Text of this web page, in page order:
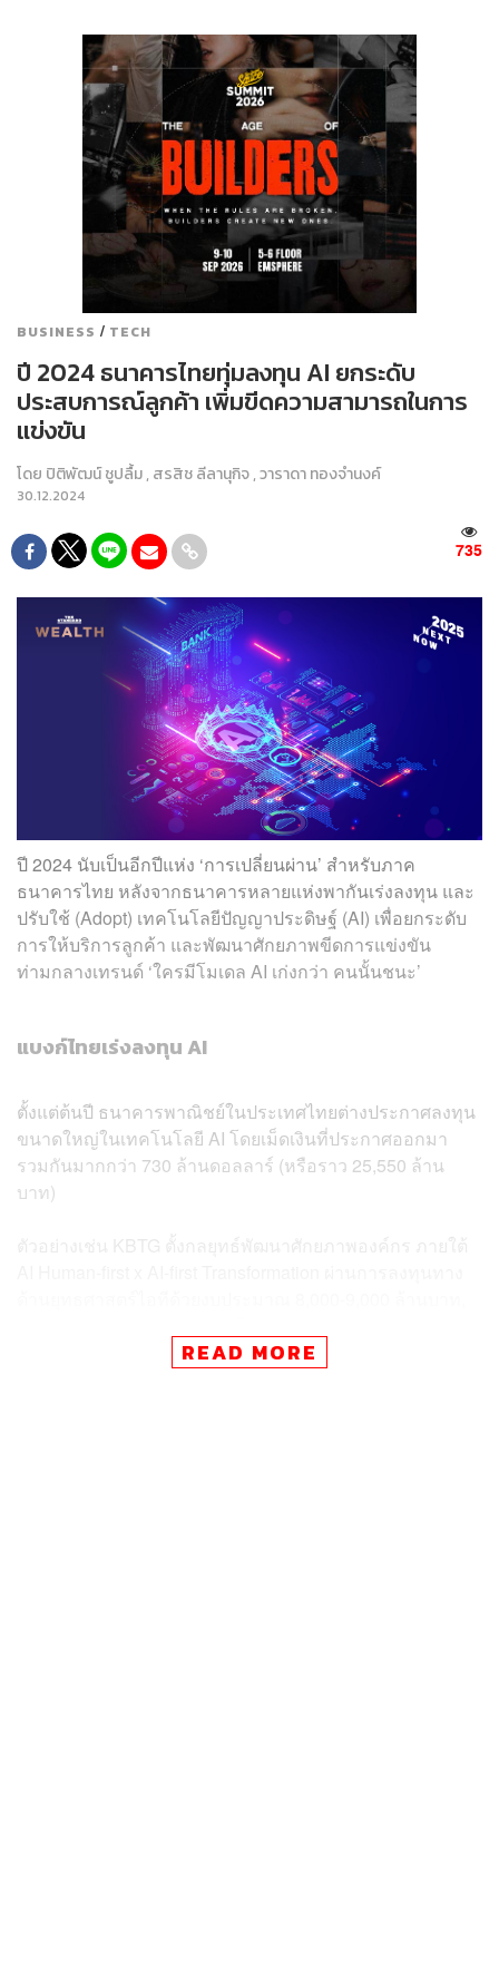
BUSINESS / TECH
ปี 2024 ธนาคารไทยทุ่มลงทุน AI ยกระดับ
ประสบการณ์ลูกค้า เพิ่มขีดความสามารถในการ
แข่งขัน
โดย ปิติพัฒน์ ชูปลื้ม, สรสิช ลีลานุกิจ,วาราดา ทองจำนงค์
30.12.2024
735
ปี 2024 นับเป็นอีกปีแห่ง ‘การเปลี่ยนผ่าน’ สำหรับภาค
ธนาคารไทย หลังจากธนาคารหลายแห่งพากันเร่งลงทุน และ
ปรับใช้ (Adopt) เทคโนโลยีปัญญาประดิษฐ์ (AI) เพื่อยกระดับ
การให้บริการลูกค้า และพัฒนาศักยภาพขีดการแข่งขัน
ท่ามกลางเทรนด์ ‘ใครมีโมเดล AI เก่งกว่า คนนั้นชนะ’
แบงก์ไทยเร่งลงทุน AI
ตั้งแต่ต้นปี ธนาคารพาณิชย์ในประเทศไทยต่างประกาศลงทุน
ขนาดใหญ่ในเทคโนโลยี AI โดยเม็ดเงินที่ประกาศออกมา
รวมกันมากกว่า 730 ล้านดอลลาร์ (หรือราว 25,550 ล้าน
บาท)
ตัวอย่างเช่น KBTG ตั้งกลยุทธ์พัฒนาศักยภาพองค์กร ภายใต้
ล้านดอลลาร์, ธนาคารกรุงศรีอยุธยา ทุ่ม 15,000 ล้านบาท
READ MORE